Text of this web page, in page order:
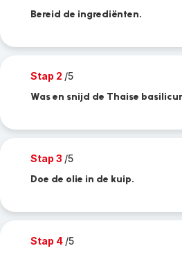
Bereid de ingrediënten.
Stap 2 /5
Was en snijd de Thaise
Stap 3 /5
Doe de olie in de kuip.
Stap 4 /5